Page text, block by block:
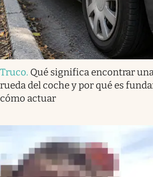
Truco. Qué significa encontrar
rueda del coche y por qué es
cómo actuar